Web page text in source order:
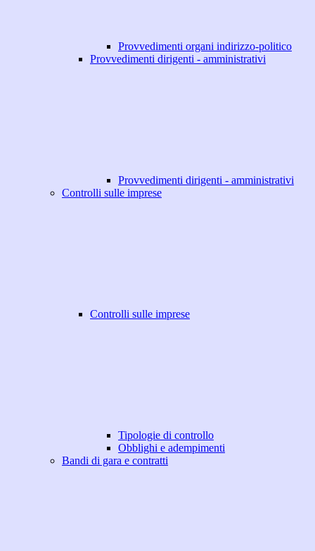
Provvedimenti organi indirizzo-politico
Provvedimenti dirigenti - amministrativi
Provvedimenti dirigenti - amministrativi
Controlli sulle imprese
Controlli sulle imprese
Tipologie di controllo
Obblighi e adempimenti
Bandi di gara e contratti